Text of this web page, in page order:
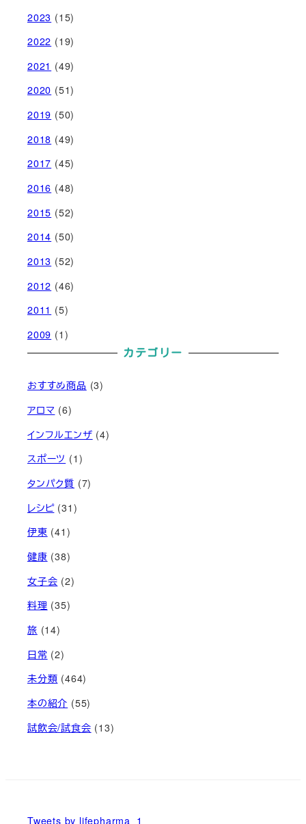
2023 (15)
2022 (19)
2021 (49)
2020 (51)
2019 (50)
2018 (49)
2017 (45)
2016 (48)
2015 (52)
2014 (50)
2013 (52)
2012 (46)
2011 (5)
2009 (1)
カテゴリー
おすすめ商品 (3)
アロマ (6)
インフルエンザ (4)
スポーツ (1)
タンパク質 (7)
レシピ(31)
伊東 (41)
健康 (38)
女子会 (2)
料理 (35)
旅 (14)
日常 (2)
未分類 (464)
本の紹介 (55)
試飲会/試食会 (13)
Tweets by lifepharma_1